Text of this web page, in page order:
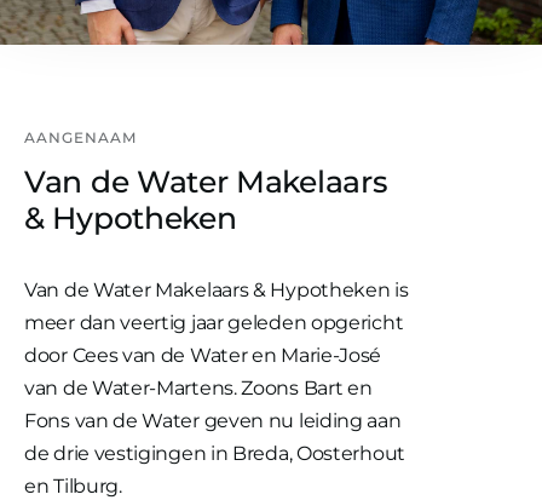
AANGENAAM
Van de Water Makelaars
& Hypotheken
Van de Water Makelaars & Hypotheken is
meer dan veertig jaar geleden opgericht
door Cees van de Water en Marie-José
van de Water-Martens. Zoons Bart en
Fons van de Water geven nu leiding aan
de drie vestigingen in Breda, Oosterhout
en Tilburg.